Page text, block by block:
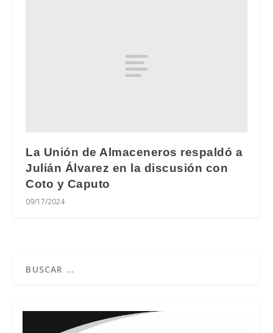
La Unión de Almaceneros respaldó a
Julián Álvarez en la discusión con
Coto y Caputo
09/17/2024